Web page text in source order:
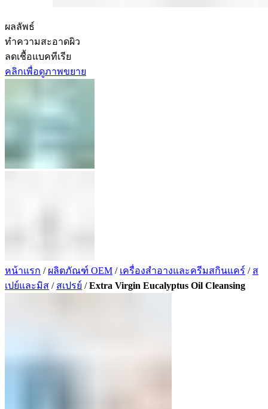
ผลลัพธ์
ทำความสะอาดผิว
ลดเชื้อแบคทีเรีย
คลิกเพื่อดูภาพขยาย
หน้าแรก / ผลิตภัณฑ์ OEM / เครื่องสำอางและครีมสกินแคร์ / ส
เปย์และมิส / สเปรย์ /Extra Virgin Eucalyptus Oil Cleansing